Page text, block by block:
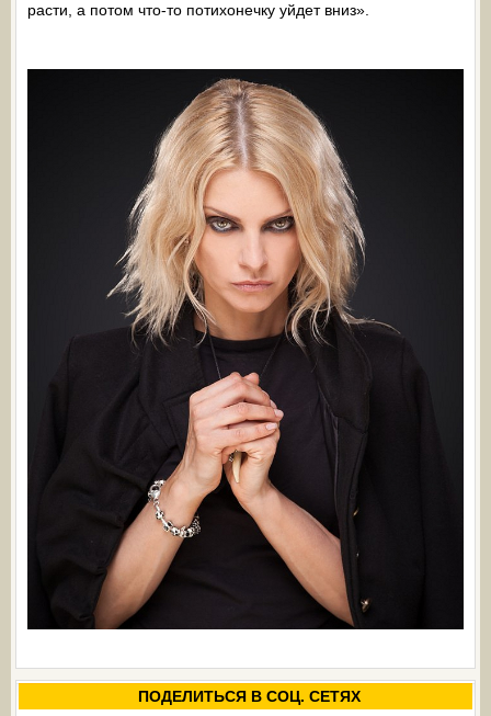
расти, а потом что-то потихонечку уйдет вниз».
ПОДЕЛИТЬСЯ В СОЦ. СЕТЯХ